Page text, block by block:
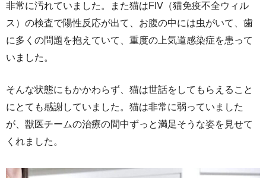
非常に汚れていました。また猫はFIV（猫免疫不全ウィル
ス）の検査で陽性反応が出て、お腹の中には虫がいて、歯
に多くの問題を抱えていて、重度の上気道感染症を患って
いました。
そんな状態にもかかわらず、猫は世話をしてもらえること
にとても感謝していました。猫は非常に弱っていました
が、獣医チームの治療の間中ずっと満足そうな姿を見せて
くれました。